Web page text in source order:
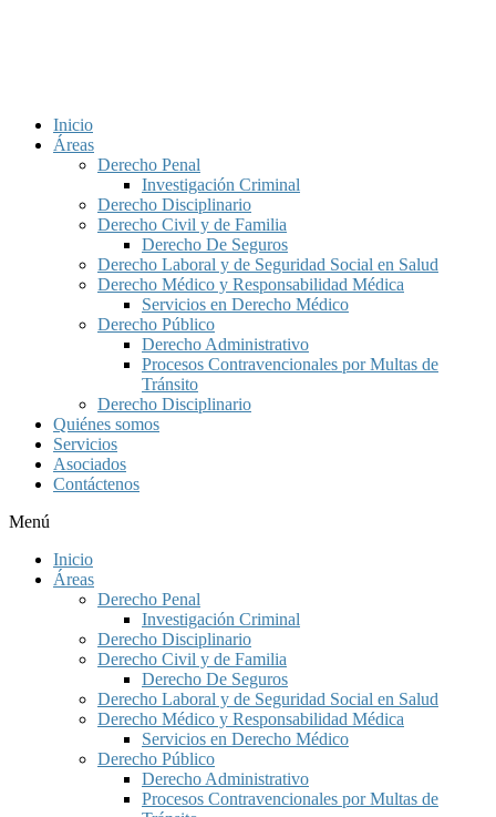
Inicio
Áreas
Derecho Penal
Investigación Criminal
Derecho Disciplinario
Derecho Civil y de Familia
Derecho De Seguros
Derecho Laboral y de Seguridad Social en Salud
Derecho Médico y Responsabilidad Médica
Servicios en Derecho Médico
Derecho Público
Derecho Administrativo
Procesos Contravencionales por Multas de
Tránsito
Derecho Disciplinario
Quiénes somos
Servicios
Asociados
Contáctenos
Menú
Inicio
Áreas
Derecho Penal
Investigación Criminal
Derecho Disciplinario
Derecho Civil y de Familia
Derecho De Seguros
Derecho Laboral y de Seguridad Social en Salud
Derecho Médico y Responsabilidad Médica
Servicios en Derecho Médico
Derecho Público
Derecho Administrativo
Procesos Contravencionales por Multas de